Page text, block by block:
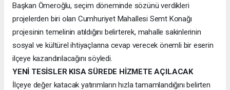
Başkan Ömeroğlu, seçim döneminde sözünü verdikleri
projelerden biri olan Cumhuriyet Mahallesi Semt Konağı
projesinin temelinin atıldığını belirterek, mahalle sakinlerinin
sosyal ve kültürel ihtiyaçlarına cevap verecek önemli bir eserin
ilçeye kazandırılacağını söyledi.
YENİ TESİSLER KISA SÜREDE HİZMETE AÇILACAK
İlçeye değer katacak yatırımların hızla tamamlandığını belirten